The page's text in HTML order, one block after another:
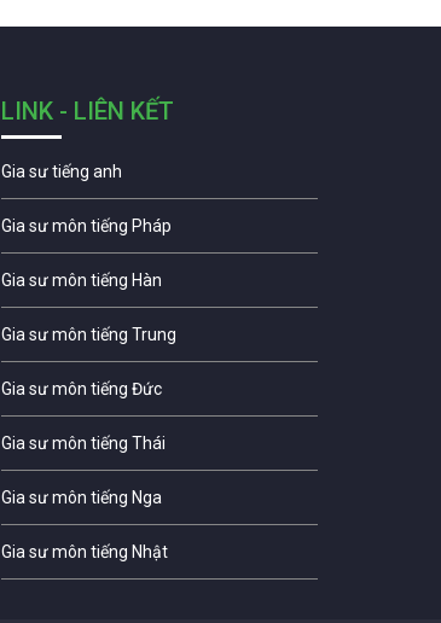
LINK - LIÊN KẾT
Gia sư tiếng anh
Gia sư môn tiếng Pháp
Gia sư môn tiếng Hàn
Gia sư môn tiếng Trung
Gia sư môn tiếng Đức
Gia sư môn tiếng Thái
Gia sư môn tiếng Nga
Gia sư môn tiếng Nhật